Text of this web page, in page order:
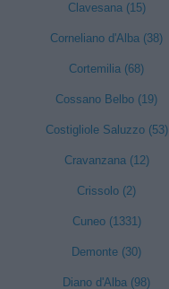
Clavesana (15)
Corneliano d'Alba (38)
Cortemilia (68)
Cossano Belbo (19)
Costigliole Saluzzo (53)
Cravanzana (12)
Crissolo (2)
Cuneo (1331)
Demonte (30)
Diano d'Alba (98)